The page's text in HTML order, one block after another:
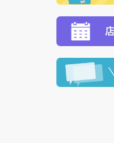
ます。 （到着日指定
程に合わせてお届けい